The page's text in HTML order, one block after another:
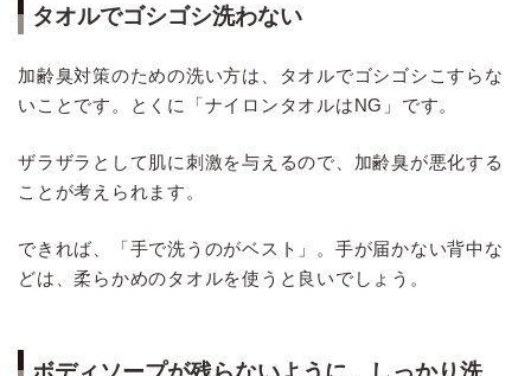
タオルでゴシゴシ洗わない
加齢臭対策のための洗い方は、タオルでゴシゴシこすらな
いことです。とくに「ナイロンタオルはNG」です。
ザラザラとして肌に刺激を与えるので、加齢臭が悪化する
ことが考えられます。
できれば、「手で洗うのがベスト」。手が届かない背中な
どは、柔らかめのタオルを使うと良いでしょう。